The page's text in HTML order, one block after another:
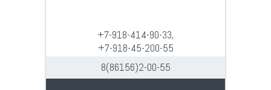
+7-918-414-90-33,
+7-918-45-200-55
8(86156)2-00-55